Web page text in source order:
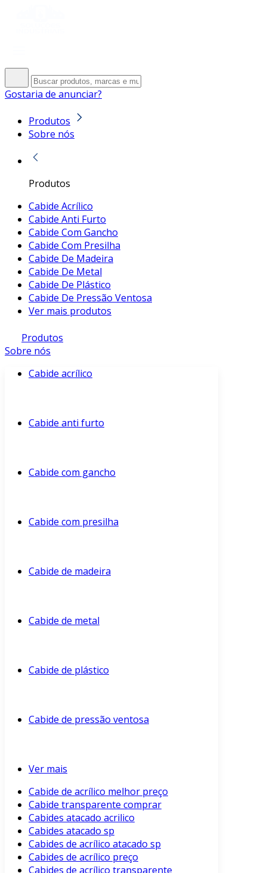
Gostaria de anunciar?
Produtos
Sobre nós
Produtos
Cabide Acrílico
Cabide Anti Furto
Cabide Com Gancho
Cabide Com Presilha
Cabide De Madeira
Cabide De Metal
Cabide De Plástico
Cabide De Pressão Ventosa
Ver mais produtos
Produtos
Sobre nós
Cabide acrílico
Cabide anti furto
Cabide com gancho
Cabide com presilha
Cabide de madeira
Cabide de metal
Cabide de plástico
Cabide de pressão ventosa
Ver mais
Cabide de acrílico melhor preço
Cabide transparente comprar
Cabides atacado acrilico
Cabides atacado sp
Cabides de acrílico atacado sp
Cabides de acrílico preço
Cabides de acrílico transparente